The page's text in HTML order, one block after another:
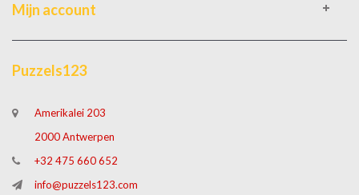
Mijn account
Puzzels123
Amerikalei 203
2000 Antwerpen
+32 475 660 652
info@puzzels123.com